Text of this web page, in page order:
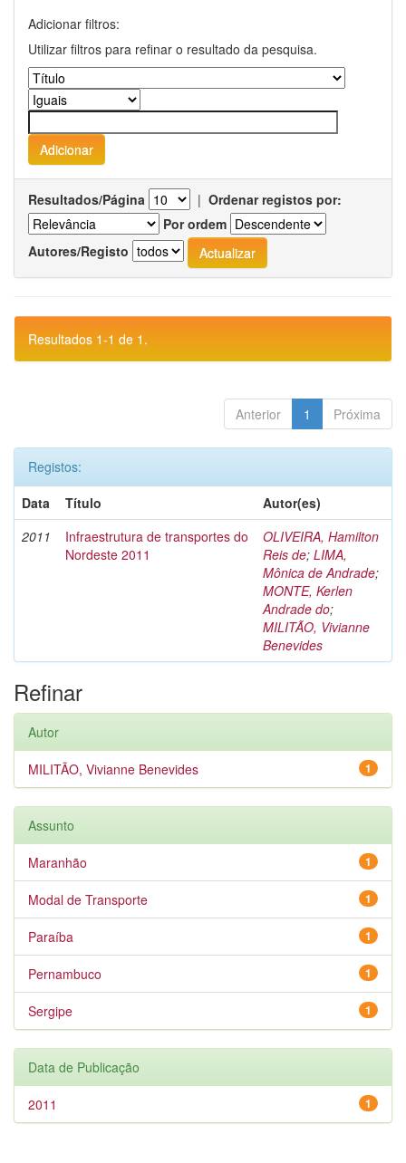
Adicionar filtros:
Utilizar filtros para refinar o resultado da pesquisa.
Resultados/Página | Ordenar registos por:
Por ordem
Autores/Registo
Resultados 1-1 de 1.
Anterior 1 Próxima
Registos:
Data
Título
Autor(es)
2011
Infraestrutura de transportes do
Nordeste 2011
OLIVEIRA, Hamilton
Reis de; LIMA,
Mônica de Andrade;
MONTE, Kerlen
Andrade do;
MILITÃO, Vivianne
Benevides
Refinar
Autor
1
MILITÃO, Vivianne Benevides
Assunto
1
Maranhão
1
Modal de Transporte
1
Paraíba
1
Pernambuco
1
Sergipe
Data de Publicação
1
2011